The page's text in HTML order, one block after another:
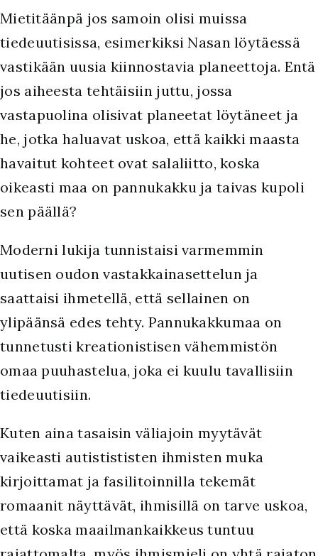
Mietitäänpä jos samoin olisi muissa
tiedeuutisissa, esimerkiksi Nasan löytäessä
vastikään uusia kiinnostavia planeettoja. Entä
jos aiheesta tehtäisiin juttu, jossa
vastapuolina olisivat planeetat löytäneet ja
he, jotka haluavat uskoa, että kaikki maasta
havaitut kohteet ovat salaliitto, koska
oikeasti maa on pannukakku ja taivas kupoli
sen päällä?
Moderni lukija tunnistaisi varmemmin
uutisen oudon vastakkainasettelun ja
saattaisi ihmetellä, että sellainen on
ylipäänsä edes tehty. Pannukakkumaa on
tunnetusti kreationistisen vähemmistön
omaa puuhastelua, joka ei kuulu tavallisiin
tiedeuutisiin.
Kuten aina tasaisin väliajoin myytävät
vaikeasti autistististen ihmisten muka
kirjoittamat ja fasilitoinnilla tekemät
romaanit näyttävät, ihmisillä on tarve uskoa,
että koska maailmankaikkeus tuntuu